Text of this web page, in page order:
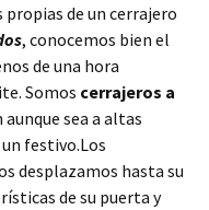
de un cerrajero
, conocemos bien el
de una hora
Somos cerrajeros a
sea a altas
festivo.Los
desplazamos hasta su
de su puerta y